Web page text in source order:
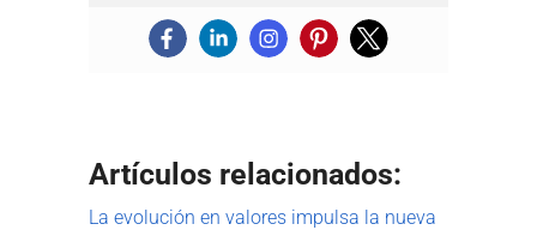
Artículos relacionados:
La evolución en valores impulsa la nueva